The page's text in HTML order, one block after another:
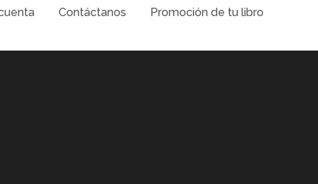
Contáctanos Promoción de tu libro